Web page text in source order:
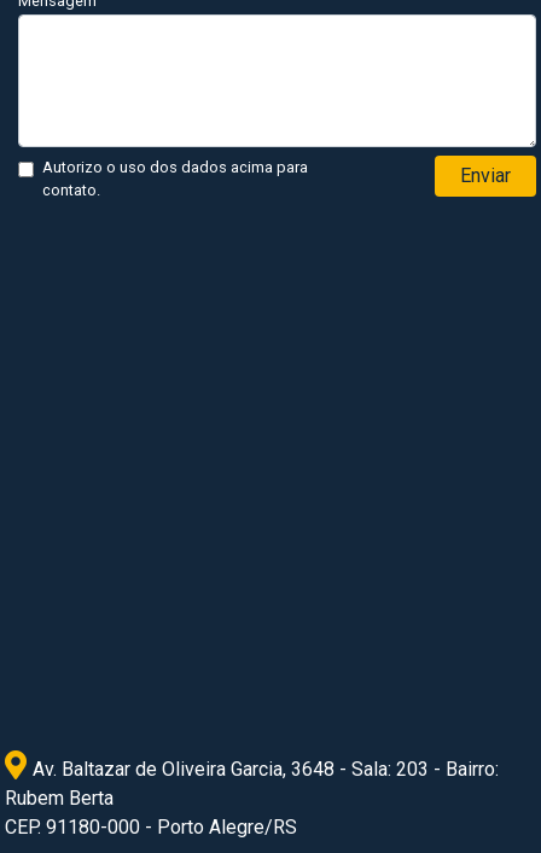
Autorizo o uso dos dados acima para
contato.
Enviar
Av. Baltazar de Oliveira Garcia, 3648 - Sala: 203 - Bairro:
Rubem Berta
CEP. 91180-000 - Porto Alegre/RS